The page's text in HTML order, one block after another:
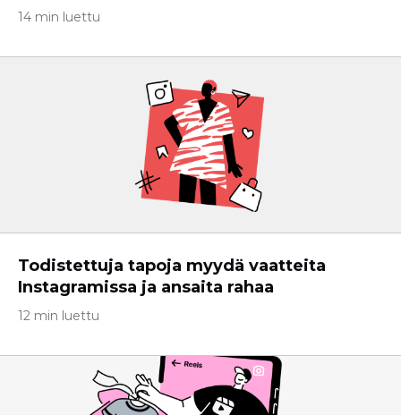
14 min luettu
Todistettuja tapoja myydä vaatteita
Instagramissa ja ansaita rahaa
12 min luettu